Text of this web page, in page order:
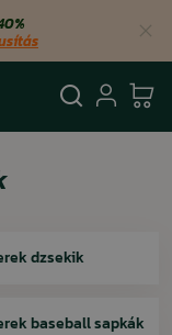
Keresés
dzsekik
baseball sapkák